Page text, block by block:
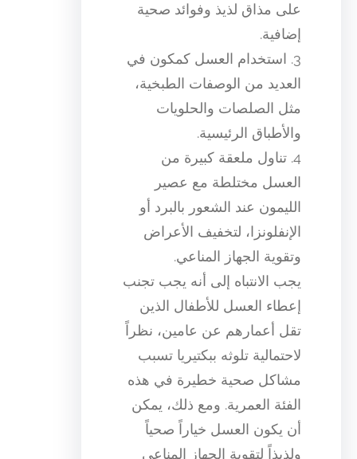
على مذاق لذيذ وفوائد صحية
إضافية.
3. استخدام العسل كمكون في
العديد من الوصفات الطبخية،
مثل الصلصات والحلويات
والأطباق الرئيسية.
4. تناول ملعقة كبيرة من
العسل مختلطة مع عصير
الليمون عند الشعور بالبرد أو
الإنفلونزا، لتخفيف الأعراض
وتقوية الجهاز المناعي.
يجب الانتباه إلى أنه يجب تجنب
إعطاء العسل للأطفال الذين
تقل أعمارهم عن عامين، نظراً
لاحتمالية تلوثه ببكتيريا تسبب
مشاكل صحية خطيرة في هذه
الفئة العمرية. ومع ذلك، يمكن
أن يكون العسل خياراً صحياً
ولذيذاً لتقوية الجهاز المناعي